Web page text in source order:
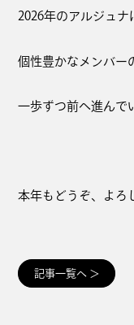
2026年のアルジュナ
個性豊かなメンバー
一歩ずつ前へ進んで
本年もどうぞ、よろ
記事一覧へ ＞